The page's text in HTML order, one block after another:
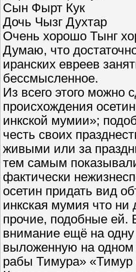
Сын Фырт Кук
Дочь Чызг Духтар
Очень хорошо Тынг
Думаю, что
иранских евреев
бессмысленное.
Из всего этого можно
происхождения
инкской мумии»;
честь своих
живыми или за
тем самым
фактически
осетин придать вид
инкская мумия что ни
прочие, подобные ей.
внимание ещё на
выложенную на одном
рабы Тимура» «Тимур